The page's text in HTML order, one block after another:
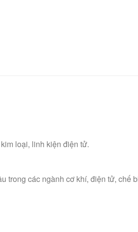
loại, linh kiện điện tử.
trong các ngành cơ khí, điện tử, chế